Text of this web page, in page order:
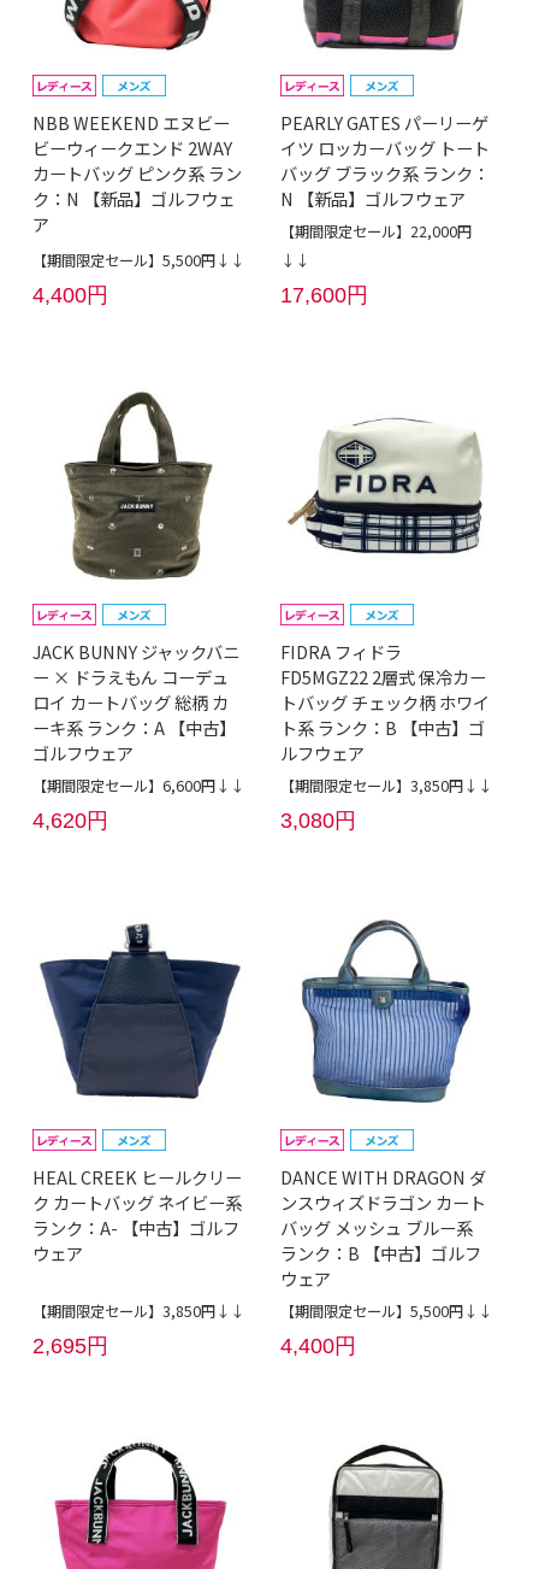
NBB WEEKEND エヌビー
ビーウィークエンド 2WAY
カートバッグ ピンク系 ラン
ク：N 【新品】ゴルフウェ
ア
【期間限定セール】5,500円↓↓
4,400円
PEARLY GATES パーリーゲ
イツ ロッカーバッグ トート
バッグ ブラック系 ランク：
N 【新品】ゴルフウェア
【期間限定セール】22,000円
↓↓
17,600円
JACK BUNNY ジャックバニ
ー × ドラえもん コーデュ
ロイ カートバッグ 総柄 カ
ーキ系 ランク：A 【中古】
ゴルフウェア
【期間限定セール】6,600円↓↓
4,620円
FIDRA フィドラ
FD5MGZ22 2層式 保冷カー
トバッグ チェック柄 ホワイ
ト系 ランク：B 【中古】ゴ
ルフウェア
【期間限定セール】3,850円↓↓
3,080円
HEAL CREEK ヒールクリー
ク カートバッグ ネイビー系
ランク：A- 【中古】ゴルフ
ウェア
【期間限定セール】3,850円↓↓
2,695円
DANCE WITH DRAGON ダ
ンスウィズドラゴン カート
バッグ メッシュ ブルー系
ランク：B 【中古】ゴルフ
ウェア
【期間限定セール】5,500円↓↓
4,400円